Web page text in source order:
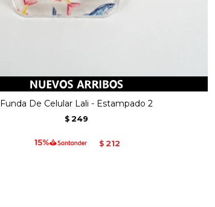
Funda De Celular Lali - Estampado 2
$ 249
$ 212